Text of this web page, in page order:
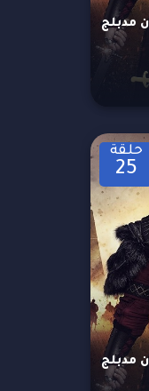
مدبلج
حلقة
25
مدبلج